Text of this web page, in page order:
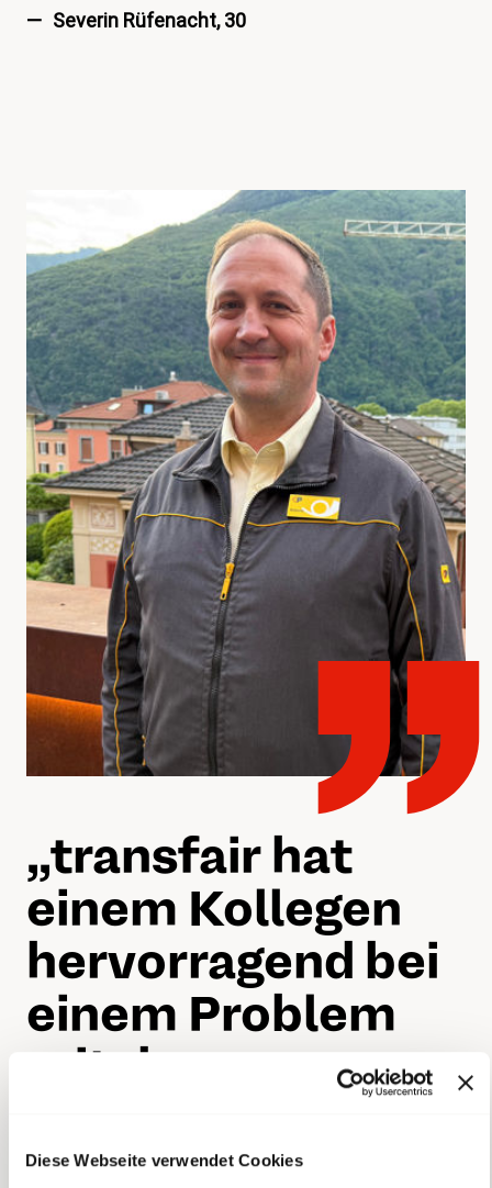
Diese Webseite verwendet Cookies
Severin Rüfenacht, 30
„„transfair hat
einem Kollegen
hervorragend bei
einem Problem
mit dem
geholfen. Deshalb